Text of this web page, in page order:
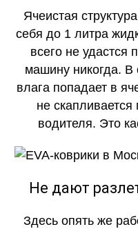
Ячеистая
себя до 1 литра
всего не удастся
машину никогда. В
влага попадает в
не скапливается
водителя. Это
Не дают
Здесь опять же